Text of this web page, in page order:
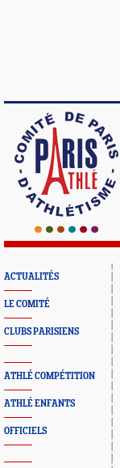
ACTUALITÉS
LE COMITÉ
CLUBS PARISIENS
ATHLÉ COMPÉTITION
ATHLÉ ENFANTS
OFFICIELS